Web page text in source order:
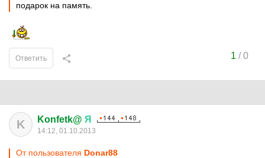
подарок на память.
1 /0
Ответить
K Konfetk@ Я
14:12, 01.10.2013
От пользователя Donar88